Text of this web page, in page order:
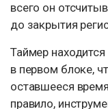
всего он
до закрытия
Таймер
в первом блоке,
оставшееся
правило,